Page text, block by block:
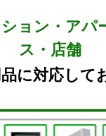
ョン・アパ
ス・店舗
に対応して